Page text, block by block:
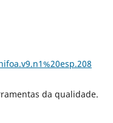
da qualidade.